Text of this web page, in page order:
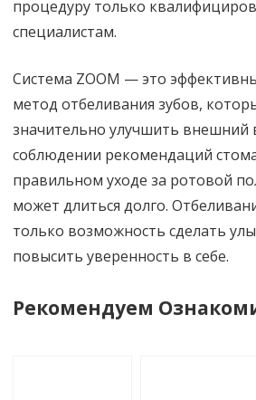
процедуру только
специалистам.
Система ZOOM — это
метод отбеливания зубов,
значительно улучшить внешний
соблюдении рекомендаций
правильном уходе за ротовой
может длиться долго.
только возможность сделать
повысить уверенность в себе.
Рекомендуем